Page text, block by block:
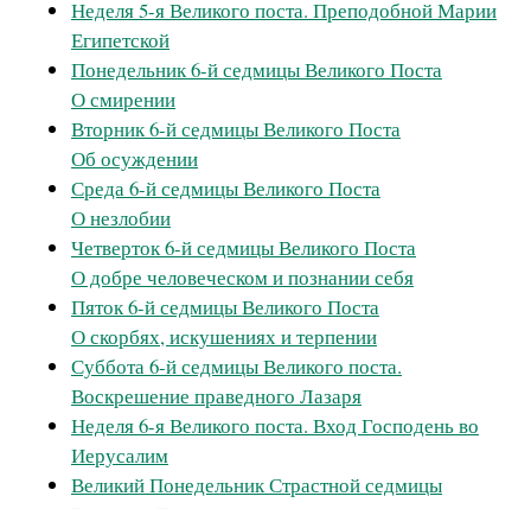
Неделя 5-я Великого поста. Преподобной Марии
Египетской
Понедельник 6-й седмицы Великого Поста
О смирении
Вторник 6-й седмицы Великого Поста
Об осуждении
Среда 6-й седмицы Великого Поста
О незлобии
Четверток 6-й седмицы Великого Поста
О добре человеческом и познании себя
Пяток 6-й седмицы Великого Поста
О скорбях, искушениях и терпении
Суббота 6-й седмицы Великого поста.
Воскрешение праведного Лазаря
Неделя 6-я Великого поста. Вход Господень во
Иерусалим
Великий Понедельник Страстной седмицы